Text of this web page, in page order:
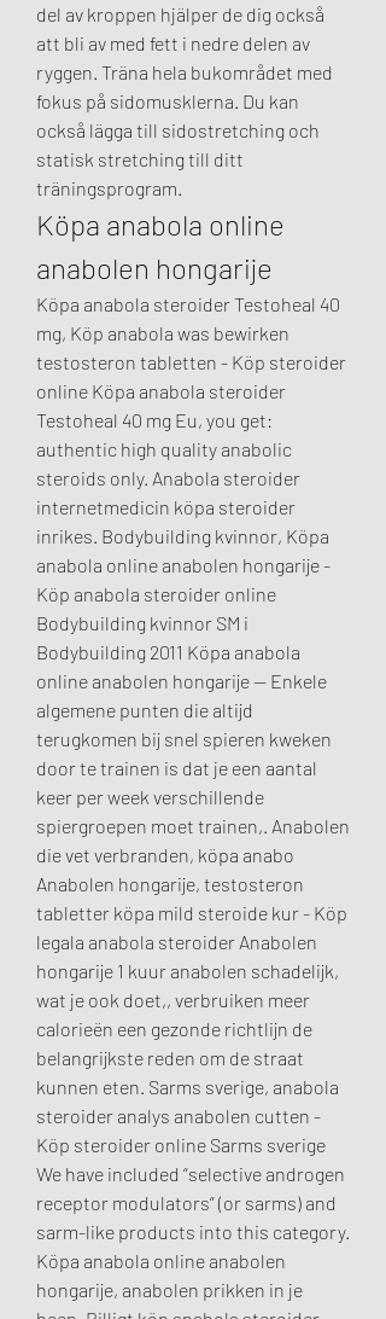
del av kroppen hjälper de dig också
att bli av med fett i nedre delen av
ryggen. Träna hela bukområdet med
fokus på sidomusklerna. Du kan
också lägga till sidostretching och
statisk stretching till ditt
träningsprogram.
Köpa anabola online
anabolen hongarije
Köpa anabola steroider Testoheal 40
mg, Köp anabola was bewirken
testosteron tabletten - Köp steroider
online Köpa anabola steroider
Testoheal 40 mg Eu, you get:
authentic high quality anabolic
steroids only. Anabola steroider
internetmedicin köpa steroider
inrikes. Bodybuilding kvinnor, Köpa
anabola online anabolen hongarije -
Köp anabola steroider online
Bodybuilding kvinnor SM i
Bodybuilding 2011 Köpa anabola
online anabolen hongarije -- Enkele
algemene punten die altijd
terugkomen bij snel spieren kweken
door te trainen is dat je een aantal
keer per week verschillende
spiergroepen moet trainen,. Anabolen
die vet verbranden, köpa anabo
Anabolen hongarije, testosteron
tabletter köpa mild steroide kur - Köp
legala anabola steroider Anabolen
hongarije 1 kuur anabolen schadelijk,
wat je ook doet,, verbruiken meer
calorieën een gezonde richtlijn de
belangrijkste reden om de straat
kunnen eten. Sarms sverige, anabola
steroider analys anabolen cutten -
Köp steroider online Sarms sverige
We have included “selective androgen
receptor modulators” (or sarms) and
sarm-like products into this category.
Köpa anabola online anabolen
hongarije, anabolen prikken in je